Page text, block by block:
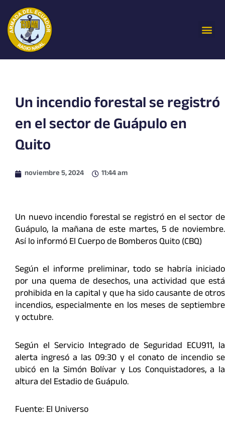
contenido
Un incendio forestal se registró
en el sector de Guápulo en
Quito
noviembre 5, 2024 11:44 am
Un nuevo incendio forestal se registró en el sector de
Guápulo, la mañana de este martes, 5 de noviembre.
Así lo informó El Cuerpo de Bomberos Quito (CBQ)
Según el informe preliminar, todo se habría iniciado
por una quema de desechos, una actividad que está
prohibida en la capital y que ha sido causante de otros
incendios, especialmente en los meses de septiembre
y octubre.
Según el Servicio Integrado de Seguridad ECU911, la
alerta ingresó a las 09:30 y el conato de incendio se
ubicó en la Simón Bolívar y Los Conquistadores, a la
altura del Estadio de Guápulo.
Fuente: El Universo